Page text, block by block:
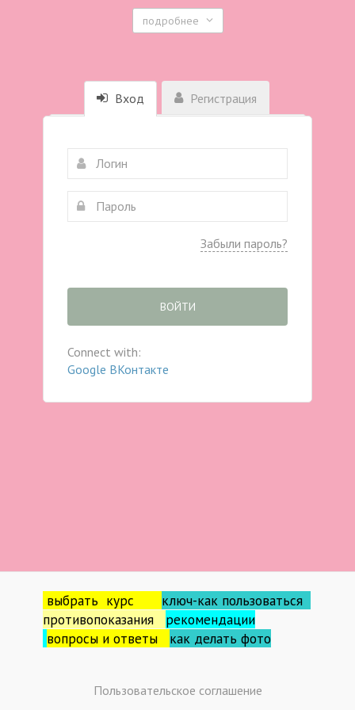
подробнее
Вход Регистрация
Забыли пароль?
ВОЙТИ
Connect with:
Google ВКонтакте
выбрать курс ключ-как пользоваться
противопоказания рекомендации
вопросы и ответы как делать фото
Пользовательское соглашение